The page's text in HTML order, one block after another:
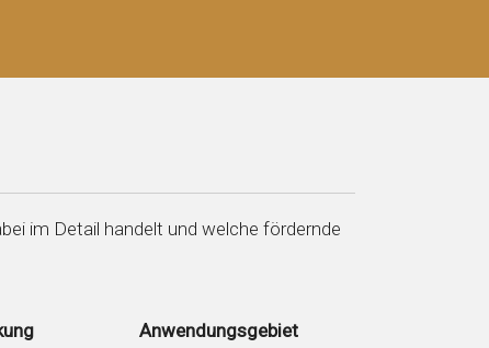
im Detail handelt und welche fördernde
Anwendungsgebiet